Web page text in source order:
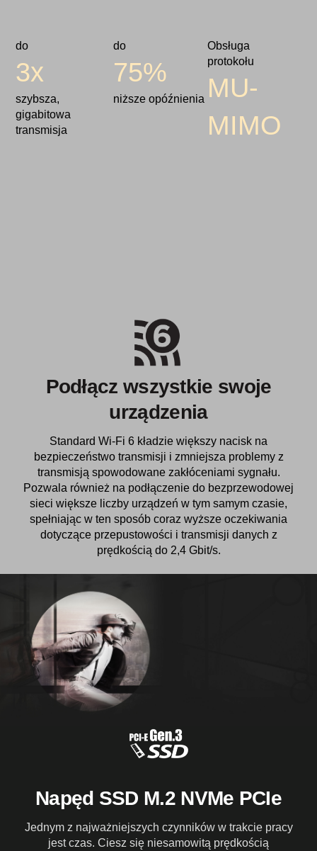
do
3x
szybsza,
gigabitowa
transmisja
do
75%
niższe opóźnienia
Obsługa
protokołu
MU-
MIMO
Podłącz wszystkie swoje
urządzenia
Standard Wi-Fi 6 kładzie większy nacisk na
bezpieczeństwo transmisji i zmniejsza problemy z
transmisją spowodowane zakłóceniami sygnału.
Pozwala również na podłączenie do bezprzewodowej
sieci większe liczby urządzeń w tym samym czasie,
spełniając w ten sposób coraz wyższe oczekiwania
dotyczące przepustowości i transmisji danych z
prędkością do 2,4 Gbit/s.
Napęd SSD M.2 NVMe PCIe
Jednym z najważniejszych czynników w trakcie pracy
jest czas. Ciesz się niesamowitą prędkością